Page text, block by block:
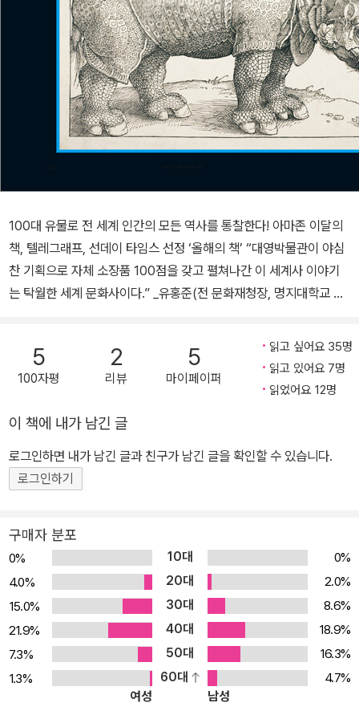
100대 유물로 전 세계 인간의 모든 역사를 통찰한다! 아마존 이달의
책, 텔레그래프, 선데이 타임스 선정 ‘올해의 책’ “대영박물관이 야심
찬 기획으로 자체 소장품 100점을 갖고 펼쳐나간 이 세계사 이야기
는 탁월한 세계 문화사이다.” _유홍준(전 문화재청장, 명지대학교 미
울인 초대형 역사 프로젝트! 전 세계 1천2백5십만 애청자 다운로드!
대담하며 독창적이다. 도판과 글, 새로운 비전을 통해 이미 알고 있던
유물들조차 새로운 각도로 보게 한다. _조너선 스펜스(역사학자, 예
대영박물관 관장 닐 맥그리거는 국영방송 BBC 라디오4와 함께 전대
미문의 프로젝트에 착수한다. 대영박물관이 소장한 수많은 유서 깊은
유물 중 100가지를 선정하여, 이를 통해 2백만 년 인류의 역사를 이
야기하는 100부작의 라디오 프로그램이었다. 이를 위해 대영박물관
010년 1월 18일부터 매주 5일씩 20주간 전 세계에 방송된 이 프로
그램은 무려 1천2백5십만 애청자가 다운로드하여 들을 만큼 커다란
반향을 불러일으켰다. 또한 대영박물관은 이 프로젝트 덕분에 가장
혁신적인 박물관 프로젝트에 수여하는 ‘아트 펀드’ 상을 수상했다. 이
제 이 화제의 프로젝트를 대영박물관과 BBC, 펭귄 출판사가 손잡고
책으로 펴냈다. 대영박물관의 전문 큐레이터뿐 아니라 전 세계의 학
자, 예술가, 정치가, 작가 등이 해당 국가의 유물과 관습에 대해 말하
는 이 책은 선사시대의 돌도끼 유적으로부터 현대의 휴대용 발전기에
5
100자평
2
리뷰
5
마이페이퍼
읽고 싶어요 35명
읽고 있어요 7명
읽었어요 12명
이 책에 내가 남긴 글
로그인하면 내가 남긴 글과 친구가 남긴 글을 확인할 수 있습니다.
로그인하기
구매자 분포
0% 10대
0%
4.0%
20대
2.0%
15.0%
30대
8.6%
21.9%
40대
18.9%
7.3%
50대
16.3%
1.3%
60대
4.7%
여성
남성